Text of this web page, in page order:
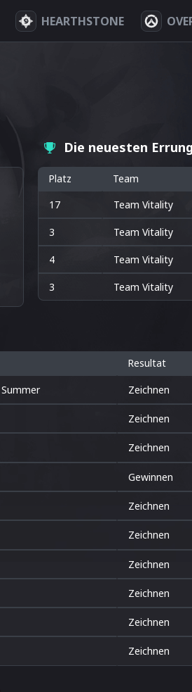
HEARTHSTONE
Die neuesten
Platz Team
17
Team Vitality
3 Team Vitality
4 Team Vitality
3 Team Vitality
Resultat
Zeichnen
Zeichnen
Zeichnen
Gewinnen
Zeichnen
Zeichnen
Zeichnen
Zeichnen
Zeichnen
Zeichnen